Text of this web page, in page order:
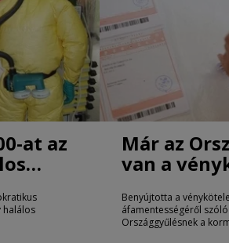
at az
halálos
Már az
van a
gyógyszerek
Benyújtotta a
áfamentességéről
Országgyűlésnek a